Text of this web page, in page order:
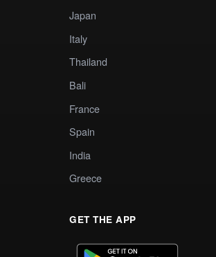
Japan
Italy
Thailand
Bali
France
Spain
India
Greece
GET THE APP